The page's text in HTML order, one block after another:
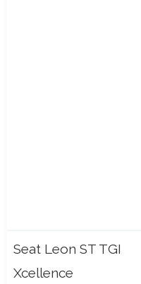
Seat Leon ST TGI
Xcellence